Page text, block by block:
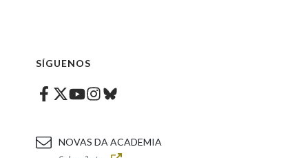
SÍGUENOS
Facebook
Twitter
Youtube
Instagram
Bluesky
NOVAS DA ACADEMIA